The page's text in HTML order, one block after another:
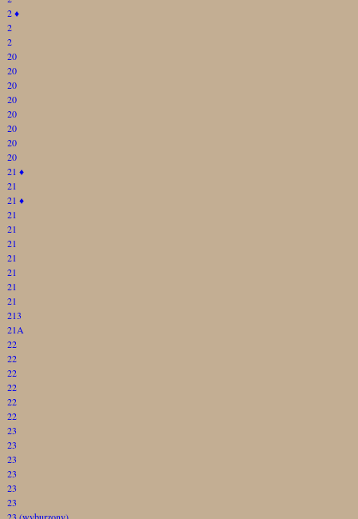
2♦
2
2
20
20
20
20
20
20
20
20
21 ♦
21
21 ♦
21
21
21
21
21
21
21
213
21A
22
22
22
22
22
22
23
23
23
23
23
23
23 (wyburzony)